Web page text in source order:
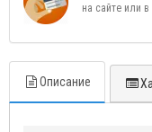
на сайте или в
Описание